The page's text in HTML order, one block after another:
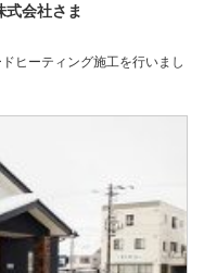
会社さま
ヒーティング施工を行いまし